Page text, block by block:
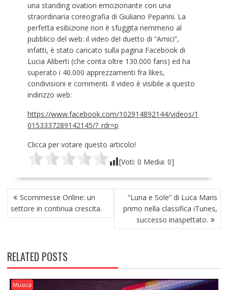
una standing ovation emozionante con una
straordinaria coreografia di Giuliano Peparini. La
perfetta esibizione non è sfuggita nemmeno al
pubblico del web: il video del duetto di “Amici”,
infatti, è stato caricato sulla pagina Facebook di
Lucia Aliberti (che conta oltre 130.000 fans) ed ha
superato i 40.000 apprezzamenti fra likes,
condivisioni e commenti. Il video è visibile a questo
indirizzo web:
https://www.facebook.com/102914892144/videos/1
0153337289142145/?_rdr=p
Clicca per votare questo articolo!
[Voti: 0 Media: 0]
NAVIGAZIONE
ARTICOLI
Scommesse Online: un
settore in continua crescita.
“Luna e Sole” di Luca Maris
primo nella classifica iTunes,
successo inaspettato.
RELATED POSTS
Musica